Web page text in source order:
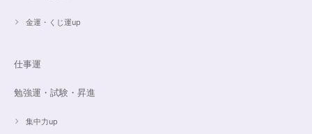
の、なんとも不思議な雰囲気のするブレスです。 サイズ直しで入れていた
ないのでうまく表現できません。 ただ、想像通りおしゃれで素敵でした！
金運・くじ運up
仕事運
勉強運・試験・昇進
集中力up